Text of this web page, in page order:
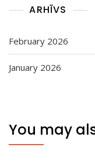
ARHĪVS
February 2026
January 2026
You may